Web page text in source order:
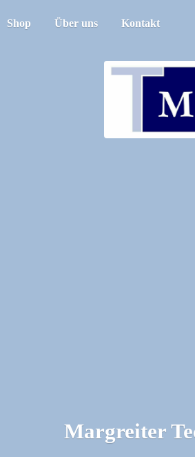
Shop Über uns Kontakt
Margreiter